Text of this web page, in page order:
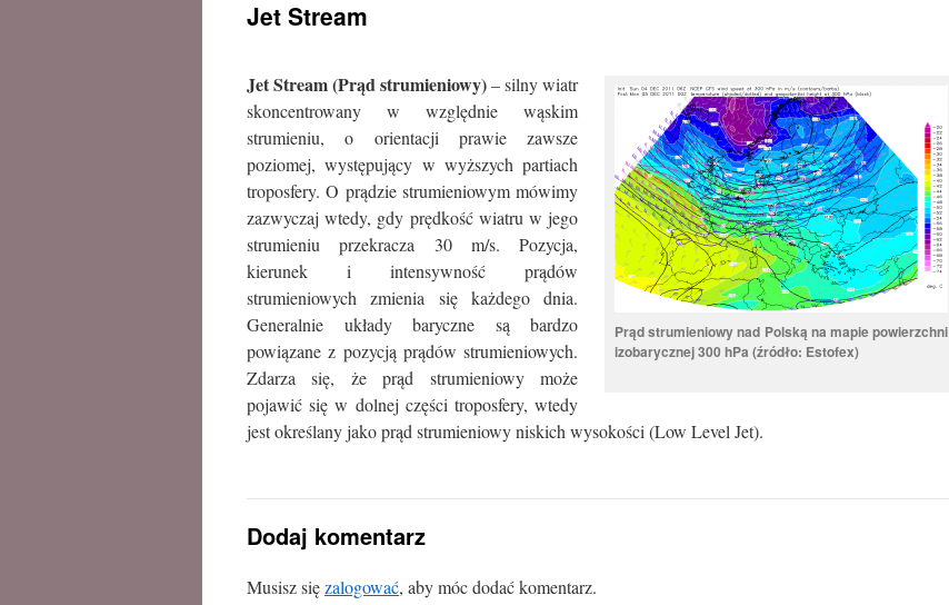
treści
Jet Stream
Prąd strumieniowy nad Polską na mapie powierzchni
izobarycznej 300 hPa (źródło: Estofex)
Jet Stream (Prąd strumieniowy)– silny wiatr
skoncentrowany w względnie wąskim
strumieniu, o orientacji prawie zawsze
poziomej, występujący w wyższych partiach
troposfery. O prądzie strumieniowym mówimy
zazwyczaj wtedy, gdy prędkość wiatru w jego
strumieniu przekracza 30 m/s. Pozycja,
kierunek i intensywność prądów
strumieniowych zmienia się każdego dnia.
Generalnie układy baryczne są bardzo
powiązane z pozycją prądów strumieniowych.
Zdarza się, że prąd strumieniowy może
pojawić się w dolnej części troposfery, wtedy
jest określany jako prąd strumieniowy niskich wysokości (Low Level Jet).
Dodaj komentarz
Musisz sięzalogować, aby móc dodać komentarz.